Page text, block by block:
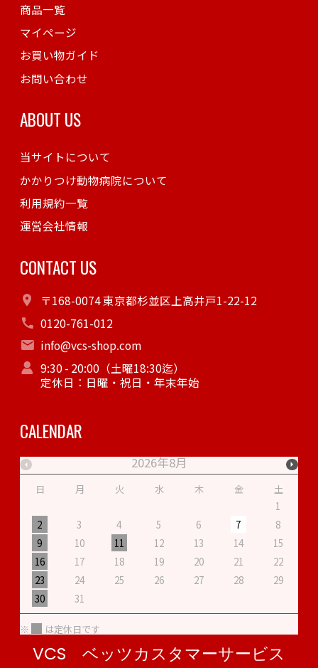
商品一覧
マイページ
お買い物ガイド
お問い合わせ
ABOUT US
当サイトについて
かかりつけ動物病院について
利用規約一覧
運営会社情報
CONTACT US
〒168-0074 東京都杉並区上高井戸1-22-12
0120-761-012
info@vcs-shop.com
9:30 - 20:00（土曜18:30迄）
定休日：日曜・祝日・年末年始
CALENDAR
2026年8月
日 月 火 水 木 金
土
1
2
3 4 5 6 7
8
9
10 11 12 13 14
15
16
17 18 19 20 21
22
23
24 25 26 27 28
29
30
31
※ は定休日です
VCS ベッツカスタマーサービス